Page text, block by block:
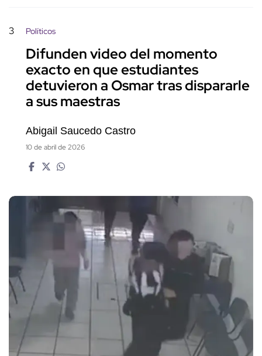
3 Políticos
Difunden video del momento
exacto en que estudiantes
detuvieron a Osmar tras dispararle
a sus maestras
Abigail Saucedo Castro
10 de abril de 2026